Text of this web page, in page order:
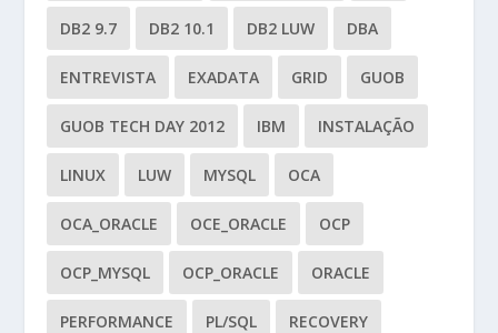
DB2 9.7 DB2 10.1 DB2 LUW DBA
ENTREVISTA EXADATA GRID GUOB
GUOB TECH DAY 2012 IBM INSTALAÇÃO
LINUX LUW MYSQL OCA
OCA_ORACLE OCE_ORACLE OCP
OCP_MYSQL OCP_ORACLE ORACLE
PERFORMANCE PL/SQL RECOVERY